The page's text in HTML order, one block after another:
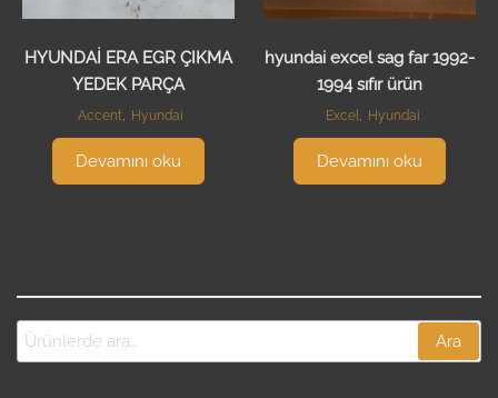
HYUNDAİ ERA EGR ÇIKMA
YEDEK PARÇA
Accent, Hyundai
Devamını oku
hyundai excel sag far 1992-
1994 sıfır ürün
Excel, Hyundai
Devamını oku
Ara